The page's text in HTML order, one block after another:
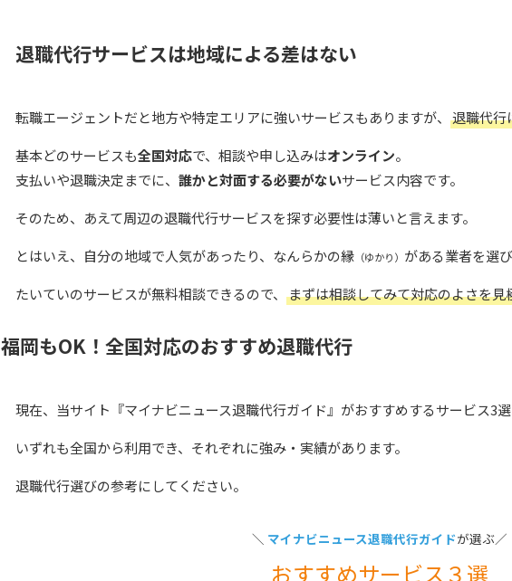
退職代行サービスは地域による差はない
転職エージェントだと地方や特定エリアに強いサービスもありますが、 退職代行
基本どのサービスも全国対応で、相談や申し込みはオンライン。
支払いや退職決定までに、 誰かと対面する必要がないサービス内容です。
そのため、あえて周辺の退職代行サービスを探す必要性は薄いと言えます。
とはいえ、自分の地域で人気があったり、なんらかの縁 （ゆかり） がある業者を選
たいていのサービスが無料相談できるので、 まずは相談してみて対応のよさを見
福岡もOK！全国対応のおすすめ退職代行
現在、当サイト『マイナビニュース退職代行ガイド』がおすすめするサービス3選
いずれも全国から利用でき、それぞれに強み・実績があります。
退職代行選びの参考にしてください。
＼ マイナビニュース退職代行ガイドが選ぶ／
おすすめサービス３選